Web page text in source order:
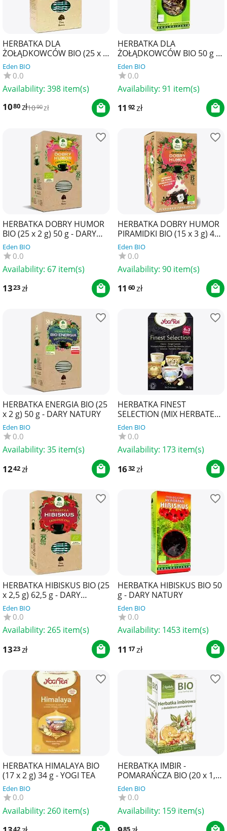
HERBATKA DLA
ŻOŁĄDKOWCÓW BIO (25 x 2
g) 50 g - DARY NATURY
Eden BIO
0.0
Availability: 398 item(s)
1080zł1090 zł
HERBATKA DLA
ŻOŁĄDKOWCÓW BIO 50 g -
DARY NATURY
Eden BIO
0.0
Availability: 91 item(s)
11 92zł
HERBATKA DOBRY HUMOR
BIO (25 x 2 g) 50 g - DARY
NATURY
Eden BIO
0.0
Availability: 67 item(s)
1323zł
HERBATKA DOBRY HUMOR
PIRAMIDKI BIO (15 x 3 g) 45
g - DARY NATURY
Eden BIO
0.0
Availability: 90 item(s)
11 60zł
HERBATKA ENERGIA BIO (25
x 2 g) 50 g - DARY NATURY
Eden BIO
0.0
Availability: 35 item(s)
1242zł
HERBATKA FINEST
SELECTION (MIX HERBATEK)
BIO (6 x 3 TOREBKI) 34,2 g -
YOGI TEA
Eden BIO
0.0
Availability: 173 item(s)
1632zł
HERBATKA HIBISKUS BIO (25
x 2,5 g) 62,5 g - DARY
NATURY
Eden BIO
0.0
Availability: 265 item(s)
1323zł
HERBATKA HIBISKUS BIO 50
g - DARY NATURY
Eden BIO
0.0
Availability: 1453 item(s)
11 17zł
HERBATKA HIMALAYA BIO
(17 x 2 g) 34 g - YOGI TEA
Eden BIO
0.0
Availability: 260 item(s)
42
HERBATKA IMBIR -
POMARAŃCZA BIO (20 x 1,5
g) 30 g - APOTHEKE
Eden BIO
0.0
Availability: 159 item(s)
85